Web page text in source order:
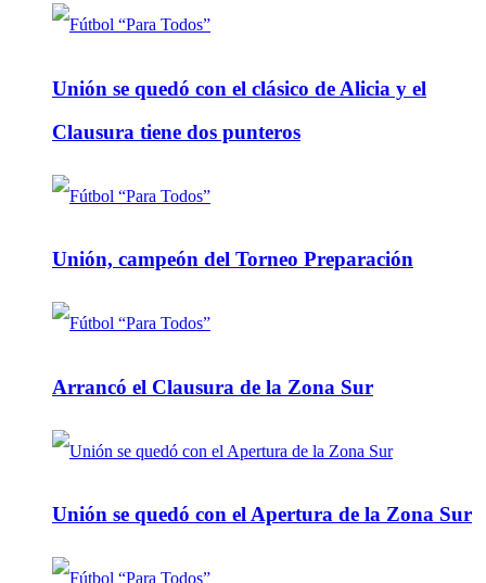
Unión se quedó con el clásico de Alicia y el
Clausura tiene dos punteros
Unión, campeón del Torneo Preparación
Arrancó el Clausura de la Zona Sur
Unión se quedó con el Apertura de la Zona Sur